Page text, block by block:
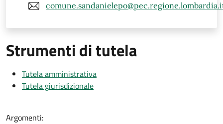
Strumenti di tutela
Tutela amministrativa
Tutela giurisdizionale
Argomenti: